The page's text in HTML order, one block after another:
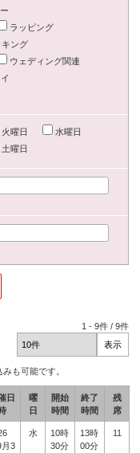
ラッピング
キング
ウェディング関連
火曜日
水曜日
土曜日
1 -9件 /9件
も可能です。
日
曜
日
開始
時間
終了
時間
残
席
月3
水
10時
30分
13時
00分
11